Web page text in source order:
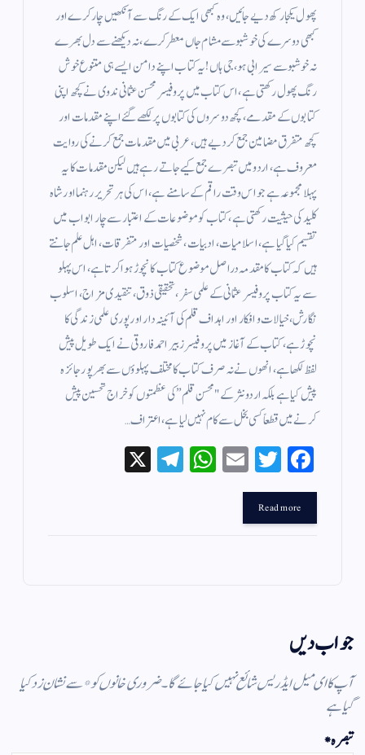
پھول یکجا رکھ دیے جائیں، وہ کبھی ایک کے رنگ سے آنکھیں چار کرے اور
کبھی دوسرے کی خوشبو سے مشام جاں معطر کرے، نہ دیکھنے سے دل بھرے
نہ خوشبو سے سیرابی ہو، جی ہاں ! یہ کتاب اپنے دامن ایسے ہی متنوع خوش
رنگ پھول رکھتی ہے، اس کتاب میں پروفیسر محسن عثمانی ندوی نے کچھ اپنی
کتابوں کے مقدمے ، کچھ دوسروں کی کتابوں پر لکھے گئےاپنے مقدمات اور
کچھ متفرق مضامین جمع کر دیے ہیں، عربی میں مقدمات جمع کرنے کی روایت
معروف ہے، اردو میں تبصرے جمع کیے جاتے رہے ہیں لیکن مقدمات کا یہ
پہلا مجموعہ ہے جو اس وقت راقم کے سامنے ہے، اس کی ہر تحریر رہنما اور شاہ
کلید کی حیثیت رکھتی ہے، کتاب کو موضوعات کے اعتبار سے چار ابواب میں
تقسیم کیا گیا ہے، اسلامیات، ادبیات ، شخصیات اور متفرقات، اہل علم جانتے
ہیں کہ کتاب کا مقدمہ دراصل موضوع کتاب کا نچوڑ ہوا کرتا ہے، اس پہلو
سے یہ کتاب پروفیسر عثمانی کے علمی سفر، تحقیقی ذوق ، تنقیدی مزاج ، اسلوب
نگارش، خیالات و افکار اور اہداف قلم کی آئینہ دار اور پوری علمی زندگی کا
نچوڑ ہے، کتاب کے آغاز میں پروفیسر زبیر احمد فاروقی نے ایک طویل پیش
لفظ لکھا ہے، انھوں نے نہ صرف کتاب کا مختلف پہلوؤں سے بھرپور جائزہ
پیش کیا ہے بلکہ اردو نثر کے "محسن قلم” کی عظمتوں کو خراج تحسین پیش
کرنے میں قطعاً کسی بخل سے کام نہیں لیاہے، اعتراف…
Fa
ce
bo
ok
T
wi
r
E
W
Te
Read more
جواب دیں
آپ کا ای میل ایڈریس شائع نہیں کیا جائے گا۔ضروری خانوں کو*سے نشان زد کیا
گیا ہے
تبصرہ*